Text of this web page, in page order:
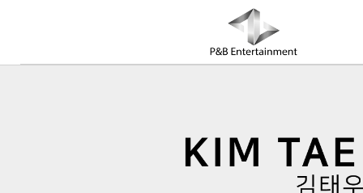
COMPANY